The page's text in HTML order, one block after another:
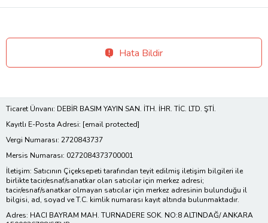
Hata Bildir
Ticaret Ünvanı: DEBİR BASIM YAYIN SAN. İTH. İHR. TİC. LTD. ŞTİ.
Kayıtlı E-Posta Adresi: [email protected]
Vergi Numarası: 2720843737
Mersis Numarası: 0272084373700001
İletişim: Satıcının Çiçeksepeti tarafından teyit edilmiş iletişim bilgileri ile
birlikte tacir/esnaf/sanatkar olan satıcılar için merkez adresi;
tacir/esnaf/sanatkar olmayan satıcılar için merkez adresinin bulunduğu il
bilgisi, ad, soyad ve T.C. kimlik numarası kayıt altında bulunmaktadır.
Adres: HACI BAYRAM MAH. TURNADERE SOK. NO:8 ALTINDAĞ/ ANKARA